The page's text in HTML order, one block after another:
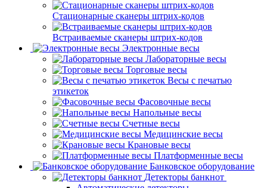
Стационарные сканеры штрих-кодов
Встраиваемые сканеры штрих-кодов
Электронные весы
Лабораторные весы
Торговые весы
Весы с печатью
этикеток
Фасовочные весы
Напольные весы
Счетные весы
Медицинские весы
Крановые весы
Платформенные весы
Банковское оборудование
Детекторы банкнот